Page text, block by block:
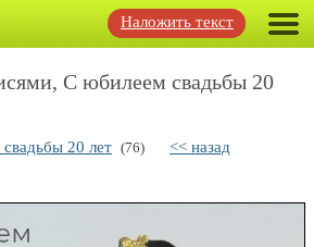
Наложить текст
С юбилеем свадьбы 20
20 лет (76) << назад